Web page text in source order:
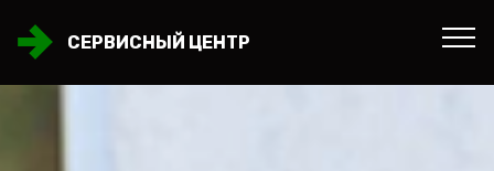
СЕРВИСНЫЙ ЦЕНТР